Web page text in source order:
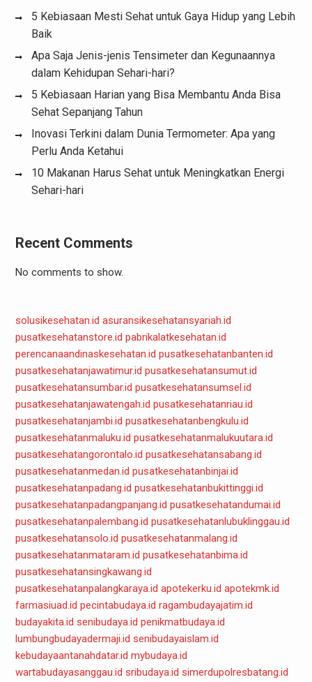
5 Kebiasaan Mesti Sehat untuk Gaya Hidup yang Lebih
Baik
Apa Saja Jenis-jenis Tensimeter dan Kegunaannya
dalam Kehidupan Sehari-hari?
5 Kebiasaan Harian yang Bisa Membantu Anda Bisa
Sehat Sepanjang Tahun
Inovasi Terkini dalam Dunia Termometer: Apa yang
Perlu Anda Ketahui
10 Makanan Harus Sehat untuk Meningkatkan Energi
Sehari-hari
Recent Comments
No comments to show.
solusikesehatan.id asuransikesehatansyariah.id
pusatkesehatanstore.id pabrikalatkesehatan.id
perencanaandinaskesehatan.id pusatkesehatanbanten.id
pusatkesehatanjawatimur.id pusatkesehatansumut.id
pusatkesehatansumbar.id pusatkesehatansumsel.id
pusatkesehatanjawatengah.id pusatkesehatanriau.id
pusatkesehatanjambi.id pusatkesehatanbengkulu.id
pusatkesehatanmaluku.id pusatkesehatanmalukuutara.id
pusatkesehatangorontalo.id pusatkesehatansabang.id
pusatkesehatanmedan.id pusatkesehatanbinjai.id
pusatkesehatanpadang.id pusatkesehatanbukittinggi.id
pusatkesehatanpadangpanjang.id pusatkesehatandumai.id
pusatkesehatanpalembang.id pusatkesehatanlubuklinggau.id
pusatkesehatansolo.id pusatkesehatanmalang.id
pusatkesehatanmataram.id pusatkesehatanbima.id
pusatkesehatansingkawang.id
pusatkesehatanpalangkaraya.id apotekerku.id apotekmk.id
farmasiuad.id pecintabudaya.id ragambudayajatim.id
budayakita.id senibudaya.id penikmatbudaya.id
lumbungbudayadermaji.id senibudayaislam.id
kebudayaantanahdatar.id mybudaya.id
wartabudayasanggau.id sribudaya.id simerdupolresbatang.id